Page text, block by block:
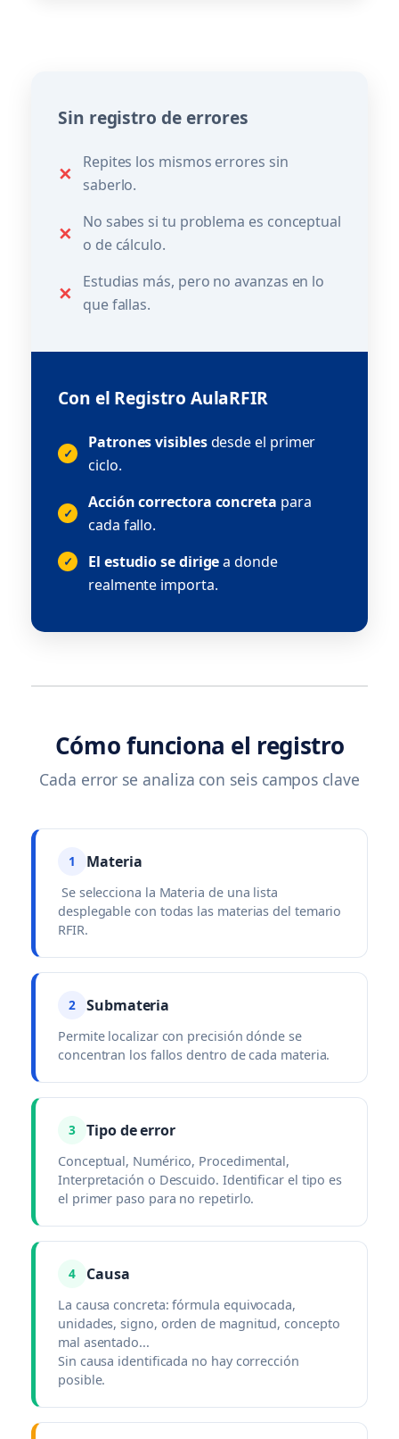
Sin registro de errores
✕
Repites los mismos errores sin
saberlo.
✕
No sabes si tu problema es conceptual
o de cálculo.
✕
Estudias más, pero no avanzas en lo
que fallas.
Con el Registro AulaRFIR
✓
Patrones visiblesdesde el primer
ciclo.
✓
Acción correctora concreta para
cada fallo.
✓ El estudio se dirigea donde
realmente importa.
Cómo funciona el registro
Cada error se analiza con seis campos clave
1 Materia
Se selecciona la Materia de una lista
desplegable con todas las materias del temario
RFIR.
2 Submateria
Permite localizar con precisión dónde se
concentran los fallos dentro de cada materia.
3 Tipo de error
Conceptual, Numérico, Procedimental,
Interpretación o Descuido. Identificar el tipo es
el primer paso para no repetirlo.
4 Causa
La causa concreta: fórmula equivocada,
unidades, signo, orden de magnitud, concepto
mal asentado...
Sin causa identificada no hay corrección
posible.